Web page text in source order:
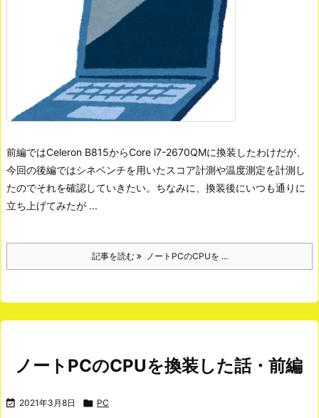
前編ではCeleron B815からCore i7-2670QMに換装したわけだが、
今回の後編ではシネベンチを用いたスコア計測や温度測定を計測し
たのでそれを確認していきたい。 ちなみに、換装後にいつも通りに
立ち上げてみたが ...
記事を読む ノートPCのCPUを ...
ノートPCのCPUを換装した話・前編
 2021年3月8日  PC